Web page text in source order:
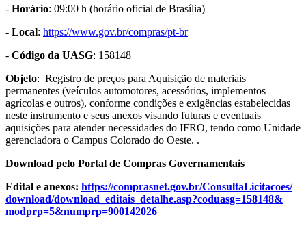
- Horário: 09:00 h (horário oficial de Brasília)
- Local: https://www.gov.br/compras/pt-br
- Código da UASG: 158148
Objeto: Registro de preços para Aquisição de materiais
permanentes (veículos automotores, acessórios, implementos
agrícolas e outros), conforme condições e exigências estabelecidas
neste instrumento e seus anexos visando futuras e eventuais
aquisições para atender necessidades do IFRO, tendo como Unidade
gerenciadora o Campus Colorado do Oeste. .
Download pelo Portal de Compras Governamentais
Edital e anexos: https://comprasnet.gov.br/ConsultaLicitacoes/
download/download_editais_ detalhe.asp?coduasg=158148&
modprp=5&numprp=900142026